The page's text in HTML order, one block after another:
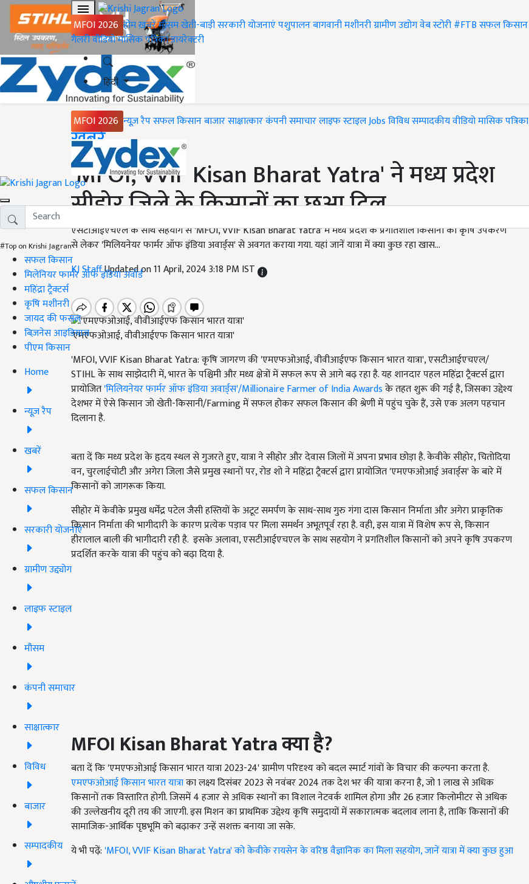
MFOI 2026 होमख़बरेंमौसमखेती-बाड़ीसरकारी योजनाएंपशुपालनबागवानीमशीनरीग्रामीण उद्योगवेब स्टोरी#FTBसफल किसान
गैलरीवीडियोमासिक पत्रिकाडायरेक्टरी
हिंदी
MFOI 2026 न्यूज़ रैपसफल किसानबाजारसाक्षात्कारकंपनी समाचारलाइफ स्टाइलJobsविविधसम्पादकीयवीडियोमासिक पत्रिका
#Top on Krishi Jagran
सफल किसान
मिलेनियर फार्मर ऑफ इंडिया अवॉर्ड
महिंद्रा ट्रैक्टर्स
कृषि मशीनरी
जायद की फसल
बिज़नेस आइडियाज
पीएम किसान
Home
न्यूज़ रैप
खबरें
सफल किसान
सरकारी योजनाएं
ग्रामीण उद्द्योग
लाइफ स्टाइल
मौसम
कंपनी समाचार
साक्षात्कार
विविध
बाजार
सम्पादकीय
Home
ख़बरें
'MFOI, VVIF Kisan Bharat Yatra' ने मध्य प्रदेश
सीहोर जिले के किसानों का छुआ दिल
एसटीआईएचएल के साथ सहयोग से 'MFOI, VVIF Kisan Bharat Yatra' में मध्य प्रदेश के प्रगतिशील किसानों को कृषि उपकरण
से लेकर 'मिलियनेयर फार्मर ऑफ इंडिया अवार्ड्स' से अवगत कराया गया. यहां जानें यात्रा में क्या कुछ रहा खास...
KJ StaffUpdated on 11 April, 2024 3:18 PM IST
'एमएफओआई, वीवीआईएफ किसान भारत यात्रा'
'MFOI, VVIF Kisan Bharat Yatra: कृषि जागरण की 'एमएफओआई, वीवीआईएफ किसान भारत यात्रा', एसटीआईएचएल/
STIHL के साथ साझेदारी में, भारत के पश्चिमी और मध्य क्षेत्रों में सफल रूप से आगे बढ़ रहा है. यह शानदार पहल महिंद्रा ट्रैक्टर्स द्वारा
प्रायोजित'मिलियनेयर फार्मर ऑफ इंडिया अवार्ड्स'/Millionaire Farmer of India Awardsके तहत शुरू की गई है,जिसका उद्देश्य
देशभर में ऐसे किसान जो खेती-किसानी/Farming में सफल होकर सफल किसान की श्रेणी में पहुंच चुके हैं,उसे एक अलग पहचान
दिलाना है.
बता दें कि मध्य प्रदेश के हृदय स्थल से गुजरते हुए, यात्रा ने सीहोर और देवास जिलों में अपना प्रभाव छोड़ा है. केवीके सीहोर, चितोदिया
वन, चुरलाईचोटी और अगेरा जिला जैसे प्रमुख स्थानों पर, रोड शो ने महिंद्रा ट्रैक्टर्स द्वारा प्रायोजित 'एमएफओआई अवार्ड्स' के बारे में
किसानों को जागरूक किया.
सीहोर में केवीके प्रमुख धर्मेंद्र पटेल जैसी हस्तियों के अटूट समर्पण के साथ-साथ गुरु गंगा दास किसान निर्माता और अगेरा प्राकृतिक
किसान निर्माता की भागीदारी के कारण प्रत्येक पड़ाव पर मिला समर्थन अभूतपूर्व रहा है. वही,इस यात्रा में विशेष रूप से, किसान
हीरालाल बाली की भागीदारी रही है. इसके अलावा, एसटीआईएचएल के साथ सहयोग ने प्रगतिशील किसानों को अपने कृषि उपकरण
प्रदर्शित करके यात्रा की पहुंच को बढ़ा दिया है.
MFOI Kisan Bharat Yatraक्या है?
बता दें कि 'एमएफओआई किसान भारत यात्रा 2023-24' ग्रामीण परिदृश्य को बदल स्मार्ट गांवों के विचार की कल्पना करता है.
एमएफओआई किसान भारत यात्राका लक्ष्य दिसंबर 2023 से नवंबर 2024 तक देश भर की यात्रा करना है, जो 1 लाख से अधिक
किसानों तक विस्तारित होगी. जिसमें 4 हजार से अधिक स्थानों का विशाल नेटवर्क शामिल होगा और 26 हजार किलोमीटर से अधिक
की उल्लेखनीय दूरी तय की जाएगी. इस मिशन का प्राथमिक उद्देश्य कृषि समुदायों में सकारात्मक बदलाव लाना है, ताकि किसानों की
सामाजिक-आर्थिक पृष्ठभूमि को बढ़ाकर उन्हें सशक्त बनाया जा सके.
ये भी पढ़ें: 'MFOI, VVIF Kisan Bharat Yatra' को केवीके रायसेन के वरिष्ठ वैज्ञानिक का मिला सहयोग, जानें यात्रा में क्या कुछ हुआ